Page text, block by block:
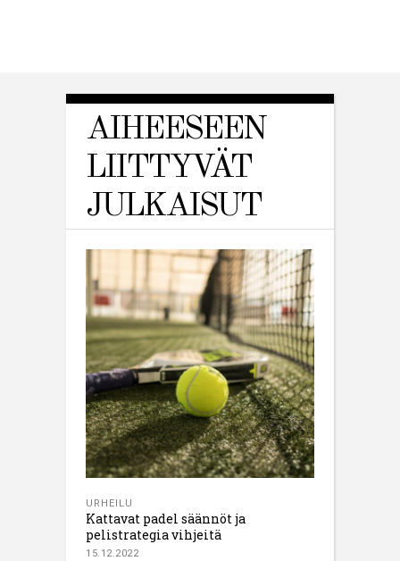
AIHEESEEN
LIITTYVÄT
JULKAISUT
URHEILU
Kattavat padel säännöt ja
pelistrategia vihjeitä
15.12.2022